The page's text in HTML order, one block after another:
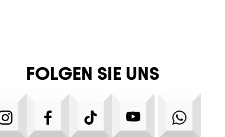
FOLGEN SIE UNS
INSTAGRAMFACEBOOK
TIKTOK YOUTUBE